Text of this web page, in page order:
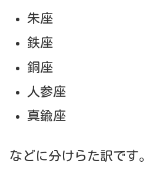
朱座
鉄座
銅座
人参座
真鍮座
などに分けらた訳です。